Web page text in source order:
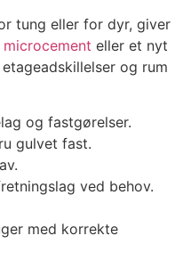
tung eller for dyr, giver
microcement eller et nyt
og rum
og fastgørelser.
gulvet fast.
ved behov.
med korrekte